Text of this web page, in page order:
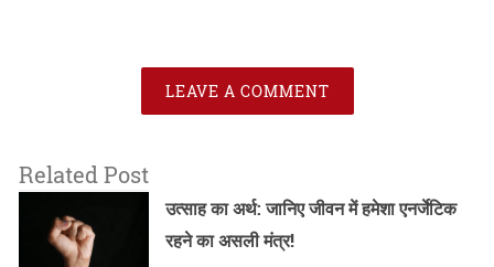
LEAVE A COMMENT
Related Post
उत्साह का अर्थ: जानिए जीवन में हमेशा एनर्जेटिक
रहने का असली मंत्र!